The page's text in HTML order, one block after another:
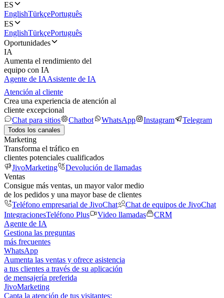
ES
EnglishTürkçePortuguês
ES
EnglishTürkçePortuguês
Oportunidades
IA
Aumenta el rendimiento del
equipo con IA
Agente de IAAsistente de IA
Atención al cliente
Crea una experiencia de atención al
cliente excepcional
Chat para sitios
Chatbot WhatsApp Instagram Telegram
Todos los canales
Marketing
Transforma el tráfico en
clientes potenciales cualificados
JivoMarketing
Devolución de llamadas
Ventas
Consigue más ventas, un mayor valor medio
de los pedidos y una mayor base de clientes
Teléfono empresarial de JivoChat
Chat de equipos de JivoChat
IntegracionesTeléfono Plus Video llamadas
CRM
Agente de IA
Gestiona las preguntas
más frecuentes
WhatsApp
Aumenta las ventas y ofrece asistencia
a tus clientes a través de su aplicación
de mensajería preferida
JivoMarketing
Capta la atención de tus visitantes: